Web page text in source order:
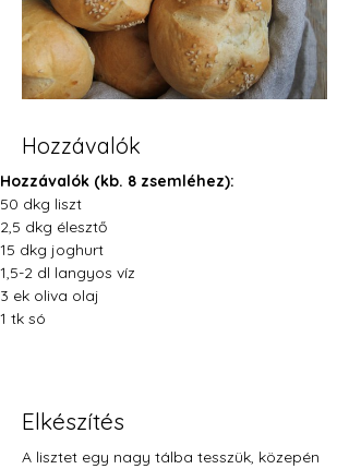
Hozzávalók
Hozzávalók (kb. 8 zsemléhez):
50 dkg liszt
2,5 dkg élesztő
15 dkg joghurt
1,5-2 dl langyos víz
3 ek oliva olaj
1 tk só
Elkészítés
A lisztet egy nagy tálba tesszük, közepén